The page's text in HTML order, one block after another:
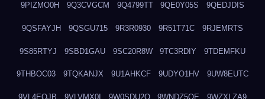
9PIZMO0H 9Q3CVGCM 9Q4799TT 9QE0Y05S 9QEDJDIS
9QSFAYJH 9QSGU715 9R3R0930 9R51T71C 9RJEMRTS
9S85RTYJ 9SBD1GAU 9SC20R8W 9TC3RDIY 9TDEMFKU
9THBOC03 9TQKANJX 9U1AHKCF 9UDYO1HV 9UW8EUTC
9VL4EOJB 9VLVMX0I 9W0SDU2O 9WNDZ5OE 9WZXLZA9